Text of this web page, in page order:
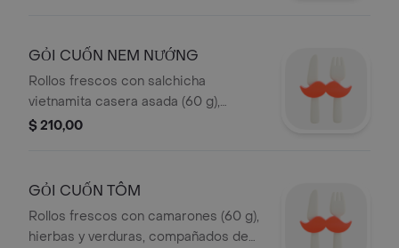
GỎI CUỐN NEM NƯỚNG
Rollos frescos con salchicha
vietnamita casera asada (60 g),
hierbas y verduras, compañados de
$ 210,00
GỎI CUỐN TÔM
Rollos frescos con camarones (60 g),
hierbas y verduras, compañados de